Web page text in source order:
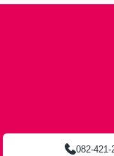
082-421-